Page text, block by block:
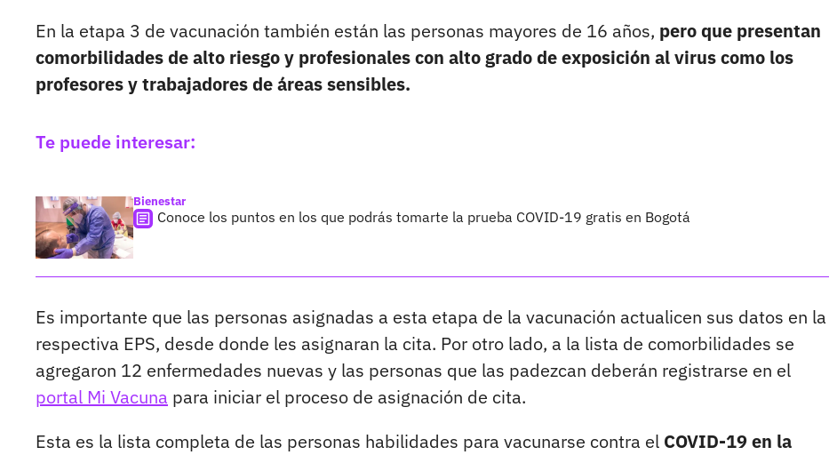
En la etapa 3 de vacunación también están las personas mayores de 16 años, pero que presentan
comorbilidades de alto riesgo y profesionales con alto grado de exposición al virus como los
profesores y trabajadores de áreas sensibles.
Te puede interesar:
Bienestar
Conoce los puntos en los que podrás tomarte la prueba COVID-19 gratis en Bogotá
Es importante que las personas asignadas a esta etapa de la vacunación actualicen sus datos en la
respectiva EPS, desde donde les asignaran la cita. Por otro lado, a la lista de comorbilidades se
agregaron 12 enfermedades nuevas y las personas que las padezcan deberán registrarse en el
portal Mi Vacuna para iniciar el proceso de asignación de cita.
Esta es la lista completa de las personas habilidades para vacunarse contra el COVID-19 en la